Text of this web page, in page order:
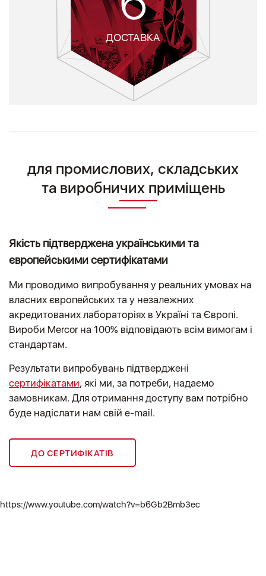
ДОСТАВКА
для промислових, складських
та виробничих приміщень
Якість підтверджена українськими та
європейськими сертифікатами
Ми проводимо випробування у реальних умовах на
власних європейських та у незалежних
акредитованих лабораторіях в Україні та Європі.
Вироби Mercor на 100% відповідають всім вимогам і
стандартам.
Результати випробувань підтверджені
сертифікатами, які ми, за потреби, надаємо
замовникам. Для отримання доступу вам потрібно
буде надіслати нам свій e-mail.
ДО СЕРТИФІКАТІВ
https://www.youtube.com/watch?v=b6Gb2Bmb3ec